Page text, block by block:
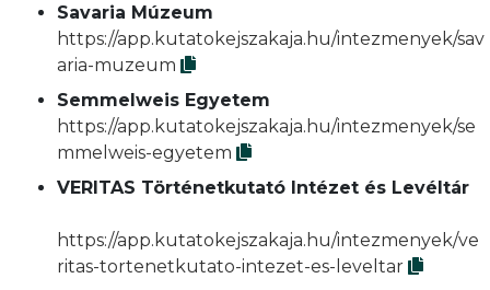
Savaria Múzeum
https://app.kutatokejszakaja.hu/intezmenyek/sav
aria-muzeum
Semmelweis Egyetem
https://app.kutatokejszakaja.hu/intezmenyek/se
mmelweis-egyetem
VERITAS Történetkutató Intézet és Levéltár
https://app.kutatokejszakaja.hu/intezmenyek/ve
ritas-tortenetkutato-intezet-es-leveltar